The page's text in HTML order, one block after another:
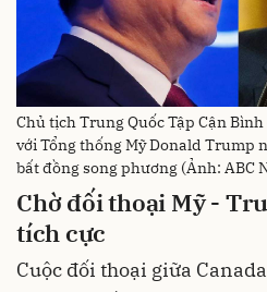
Chủ tịch Trung Quốc Tập Cận
với Tổng thống Mỹ Donald Trump
bất đồng song phương (Ảnh: ABC
Chờ đối thoại Mỹ -
tích cực
Cuộc đối thoại giữa